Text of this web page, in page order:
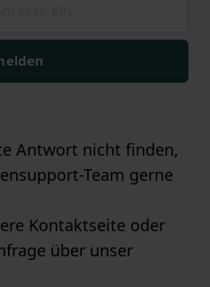
Antwort nicht finden,
Team gerne
Kontaktseite oder
über unser